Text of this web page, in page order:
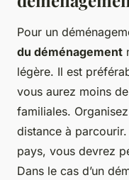
Pour un
du déménagement
légère. Il est
vous aurez moins
familiales.
distance à
pays, vous devrez
Dans le cas d’un